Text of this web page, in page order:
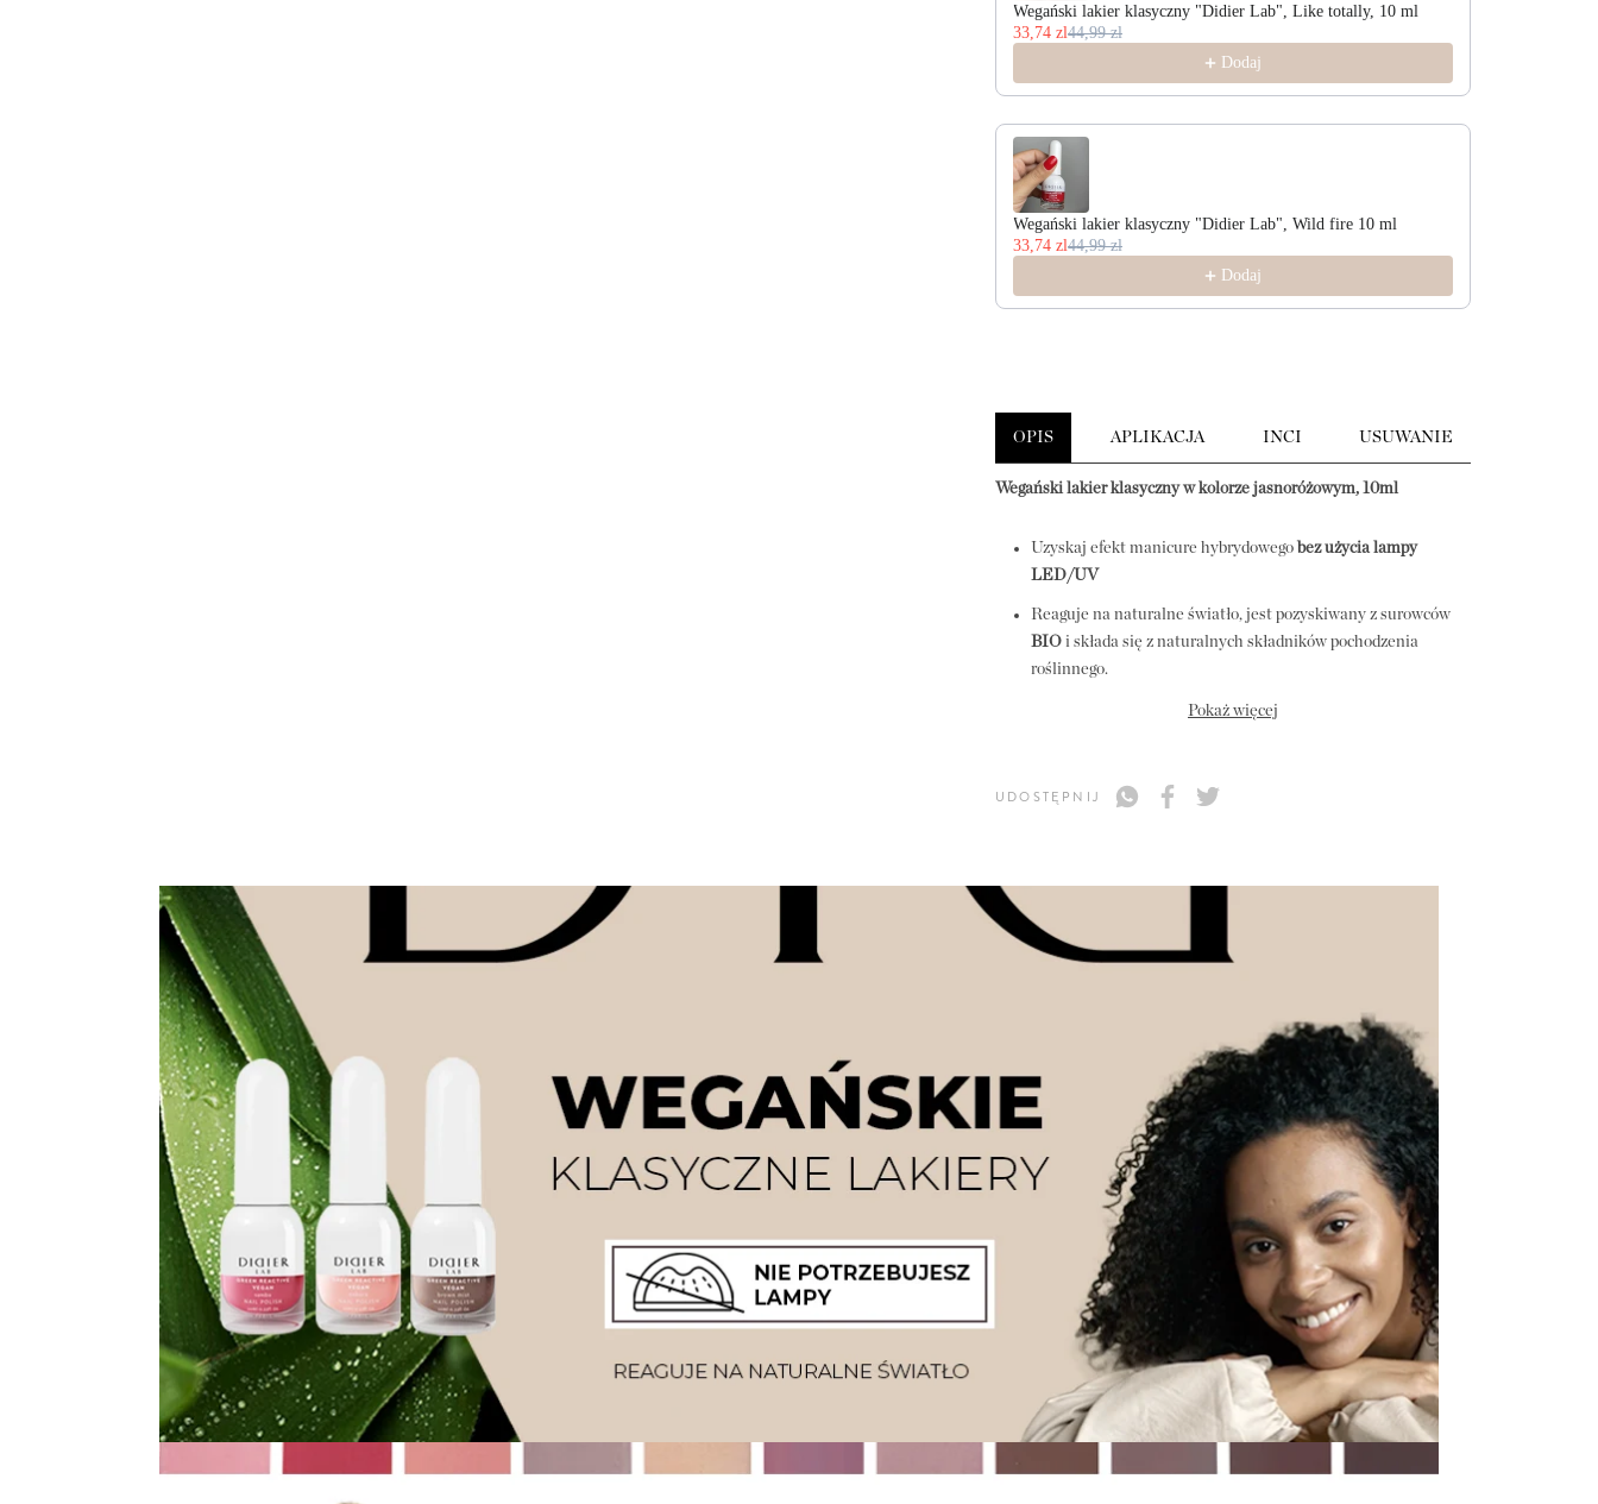
Wegański lakier klasyczny "Didier Lab", Like totally, 10 ml
33,74 zl44,99 zl
Dodaj
Wegański lakier klasyczny "Didier Lab", Wild fire 10 ml
33,74 zl44,99 zl
Dodaj
OPIS APLIKACJA INCI USUWANIE
Wegański lakier klasyczny w kolorze jasnoróżowym, 10ml
Uzyskaj efekt manicure hybrydowego bez użycia lampy
LED/UV
Reaguje na naturalne światło, jest pozyskiwany z surowców
BIO i składa się z naturalnych składników pochodzenia
roślinnego.
Bezpieczna formuła wolna od 25 niebezpiecznych substancji,
Lakier do paznokci Didier Lab Vegan zawiera Hexanal i
zawartość stałych składników gwarantuje bogatą i
Pokaż więcej
UDOSTĘPNIJ